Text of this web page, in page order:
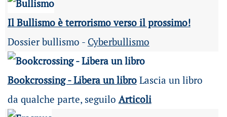
Il Bullismo è terrorismo verso il prossimo!
Dossier bullismo - Cyberbullismo
Bookcrossing - Libera un libroLascia un libro
da qualche parte, seguilo Articoli